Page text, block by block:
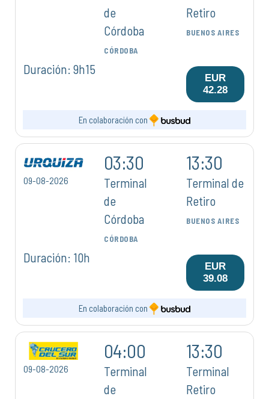
de
Córdoba
CÓRDOBA
Retiro
BUENOS AIRES
Duración: 9h15
EUR
42.28
En colaboración con
09-08-2026
03:30
Terminal
de
Córdoba
CÓRDOBA
13:30
Terminal de
Retiro
BUENOS AIRES
Duración: 10h
EUR
39.08
En colaboración con
09-08-2026
04:00
Terminal
de
13:30
Terminal
Retiro